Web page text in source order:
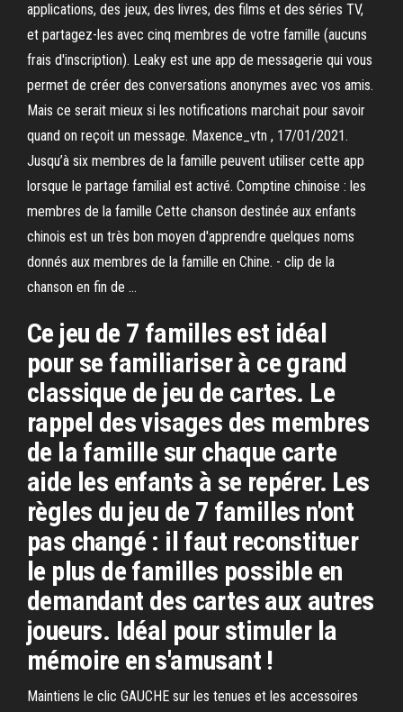
applications, des jeux, des livres, des films et des séries TV,
et partagez-les avec cinq membres de votre famille (aucuns
frais d'inscription). ‎Leaky est une app de messagerie qui vous
permet de créer des conversations anonymes avec vos amis.
Mais ce serait mieux si les notifications marchait pour savoir
quand on reçoit un message. Maxence_vtn , 17/01/2021.
Jusqu’à six membres de la famille peuvent utiliser cette app
lorsque le partage familial est activé. Comptine chinoise : les
membres de la famille Cette chanson destinée aux enfants
chinois est un très bon moyen d'apprendre quelques noms
donnés aux membres de la famille en Chine. - clip de la
chanson en fin de …
Ce jeu de 7 familles est idéal
pour se familiariser à ce grand
classique de jeu de cartes. Le
rappel des visages des membres
de la famille sur chaque carte
aide les enfants à se repérer. Les
règles du jeu de 7 familles n'ont
pas changé : il faut reconstituer
le plus de familles possible en
demandant des cartes aux autres
joueurs. Idéal pour stimuler la
mémoire en s'amusant !
Maintiens le clic GAUCHE sur les tenues et les accessoires